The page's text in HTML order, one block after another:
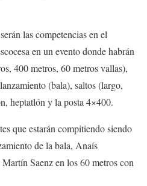
las competencias en el
en un evento donde habrán
400 metros, 60 metros vallas),
(bala), saltos (largo,
heptatlón y la posta 4×400.
que estarán compitiendo siendo
de la bala, Anaís
Saenz en los 60 metros con